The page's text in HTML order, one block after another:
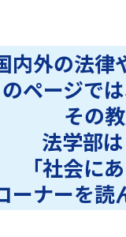
内外の法律
ページで
その
法学部
「社会に
ーナーを読